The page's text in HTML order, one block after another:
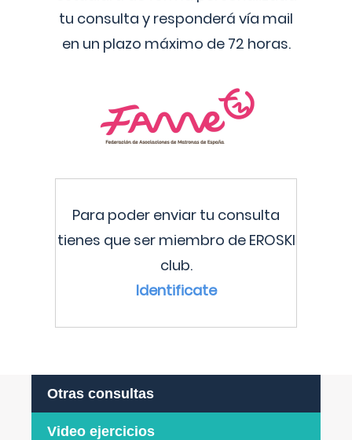
tu consulta y responderá vía mail
en un plazo máximo de 72 horas.
Para poder enviar tu consulta
tienes que ser miembro de EROSKI
club.
Identificate
Otras consultas
Video ejercicios